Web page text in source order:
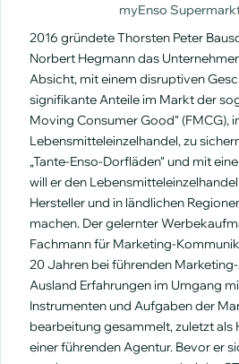
myEnso
2016 gründete Thorsten Peter
Norbert Hegmann das
Absicht, mit einem disruptiven
signifikante Anteile im Markt der
Moving Consumer Good“ (FMCG),
Lebensmitteleinzelhandel, zu
„Tante-Enso-Dorfläden“ und mit
will er den
Hersteller und in ländlichen
machen. Der gelernter
Fachmann für Marketing-
20 Jahren bei führenden
Ausland Erfahrungen im Umgang
Instrumenten und Aufgaben der
bearbeitung gesammelt, zuletzt
einer führenden Agentur. Bevor er